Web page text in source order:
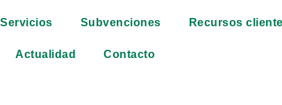
Servicios Subvenciones Recursos
Actualidad Contacto